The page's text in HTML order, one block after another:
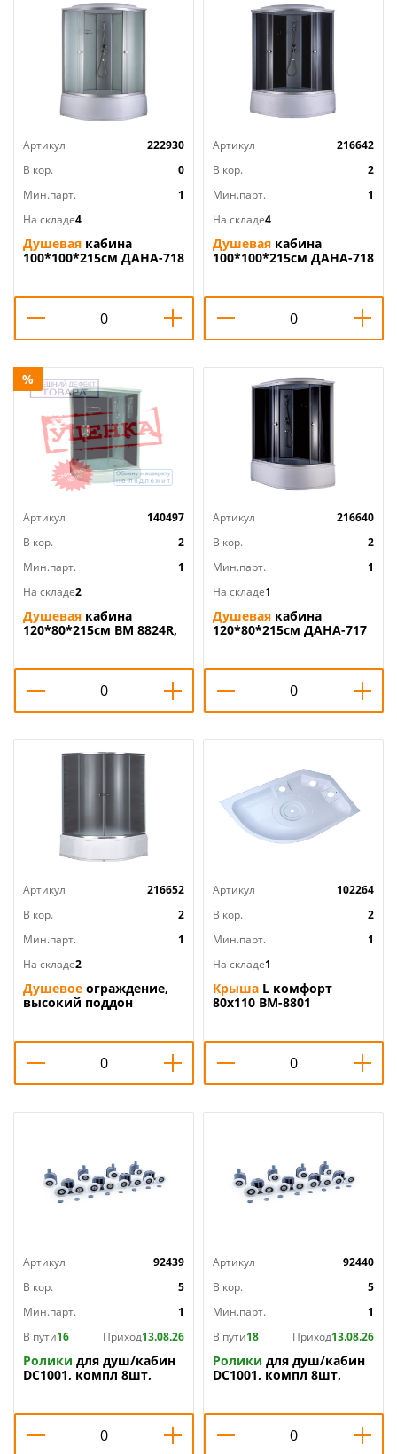
Артикул
222930
В кор.
0
Мин.парт.
1
На складе4
Душевая кабина
100*100*215см ДАНА-718
Артикул
216642
В кор.
2
Мин.парт.
1
На складе4
Душевая кабина
100*100*215см ДАНА-718
%
Артикул
140497
В кор.
2
Мин.парт.
1
На складе2
Душевая кабина
120*80*215см ВМ 8824R,
тонированные, задние
ст- черная УЦЕНКА, скол
и царапины
Артикул
216640
В кор.
2
Мин.парт.
1
На складе1
Душевая кабина
120*80*215см ДАНА-717
Артикул
216652
В кор.
2
Мин.парт.
1
На складе2
Душевое ограждение,
высокий поддон
Артикул
102264
В кор.
2
Мин.парт.
1
На складе1
Крыша L комфорт
80х110 ВМ-8801
Артикул
92439
В кор.
5
Мин.парт.
1
В пути16 Приход13.08.26
Ролики для душ/кабин
DC1001, компл 8шт,
Артикул
92440
В кор.
5
Мин.парт.
1
В пути18 Приход13.08.26
Ролики для душ/кабин
DC1001, компл 8шт,